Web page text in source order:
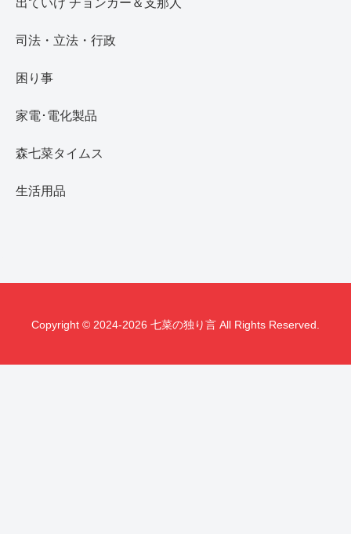
出ていけ チョンガー＆支那人
司法・立法・行政
困り事
家電･電化製品
森七菜タイムス
生活用品
Copyright © 2024-2026 七菜の独り言 All Rights Reserved.